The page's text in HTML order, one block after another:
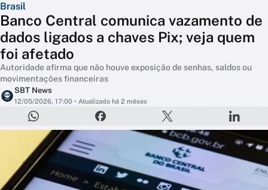
Brasil
Banco Central comunica vazamento de
dados ligados a chaves Pix; veja quem
foi afetado
Autoridade afirma que não houve exposição de senhas, saldos ou
movimentações financeiras
SBT News
12/05/2026, 17:00 • Atualizado há 2 mêses